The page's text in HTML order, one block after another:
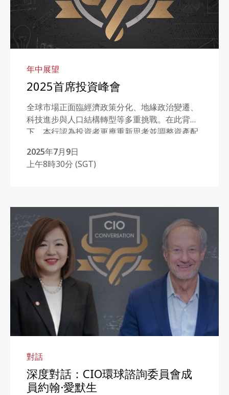
年中展望
2025首席投資峰會
全球市場正面臨經濟政策分化、地緣政治變遷、
科技進步與人口結構轉型等多重挑戰。在此背景
下，本行認為投資者更應重新思考並調整資產配
組合的抗風險能力。
2025年7月9日
上午8時30分 (SGT)
對話
深度對話：CIO環球諮詢委員會成
員約翰·愛默生